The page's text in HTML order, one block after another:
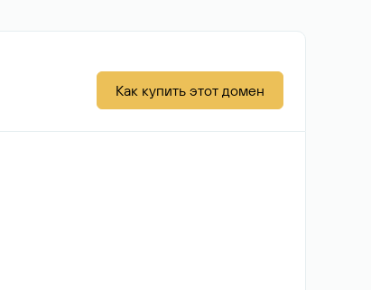
Как купить этот домен